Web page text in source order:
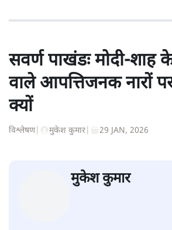
सवर्ण पाखंडः मोदी-शाह
वाले आपत्तिजनक नारों
क्यों
विश्लेषण| मुकेश कुमार 29 JAN, 2026